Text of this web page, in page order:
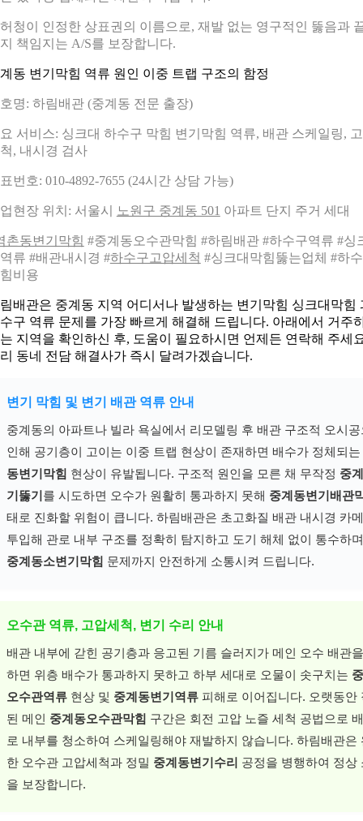
청이 인정한 상표권의 이름으로, 재발 없는 영구적인 뚫음과
책임지는 A/S를 보장합니다.
동 변기막힘 역류 원인 이중 트랩 구조의 함정
명: 하림배관 (중계동 전문 출장)
서비스: 싱크대 하수구 막힘 변기막힘 역류, 배관 스케일링,
, 내시경 검사
번호: 010-4892-7655 (24시간 상담 가능)
현장 위치: 서울시 노원구 중계동 501 아파트 단지 주거 세대
촌동변기막힘 #중계동오수관막힘 #하림배관 #하수구역류 #싱
류 #배관내시경 #하수구고압세척 #싱크대막힘뚫는업체 #하
비용
배관은 중계동 지역 어디서나 발생하는 변기막힘 싱크대막힘
구 역류 문제를 가장 빠르게 해결해 드립니다. 아래에서 거주
지역을 확인하신 후, 도움이 필요하시면 언제든 연락해 주세
동네 전담 해결사가 즉시 달려가겠습니다.
변기 막힘 및 변기 배관 역류 안내
중계동의 아파트나 빌라 욕실에서 리모델링 후 배관 구조적 오시공
인해 공기층이 고이는 이중 트랩 현상이 존재하면 배수가 정체되는
동변기막힘 현상이 유발됩니다. 구조적 원인을 모른 채 무작정 중
기뚫기 를 시도하면 오수가 원활히 통과하지 못해 중계동변기배관
태로 진화할 위험이 큽니다. 하림배관은 초고화질 배관 내시경 카
투입해 관로 내부 구조를 정확히 탐지하고 도기 해체 없이 통수하
중계동소변기막힘 문제까지 안전하게 소통시켜 드립니다.
오수관 역류, 고압세척, 변기 수리 안내
배관 내부에 갇힌 공기층과 응고된 기름 슬러지가 메인 오수 배관
하면 위층 배수가 통과하지 못하고 하부 세대로 오물이 솟구치는
오수관역류현상 및 중계동변기역류피해로 이어집니다. 오랫동안
된 메인 중계동오수관막힘 구간은 회전 고압 노즐 세척 공법으로
로 내부를 청소하여 스케일링해야 재발하지 않습니다. 하림배관은
한 오수관 고압세척과 정밀 중계동변기수리 공정을 병행하여 정상
을 보장합니다.